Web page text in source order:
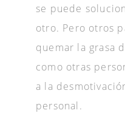
se puede
otro. Pero otros
quemar la grasa
como otras
a la
personal.